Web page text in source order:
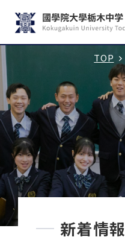
入試説
学校紹介
中学校
高等学校
新着情報
TOP